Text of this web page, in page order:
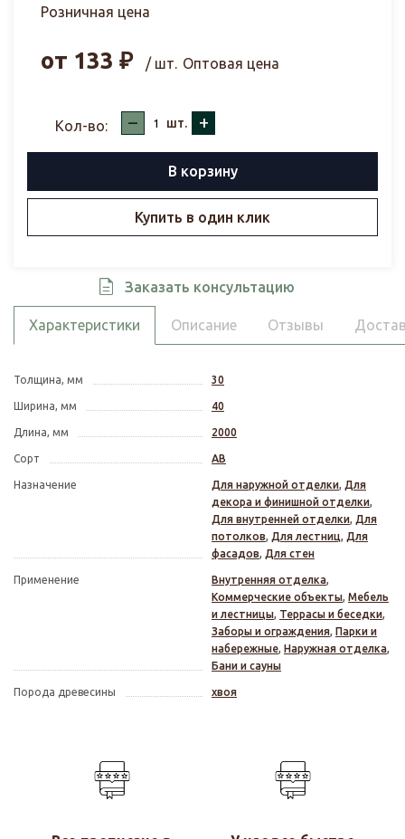
Розничная цена
от 133 ₽ / шт. Оптовая цена
Кол-во: – шт. +
В корзину
Купить в один клик
Заказать консультацию
Характеристики Описание Отзывы
Толщина, мм 30
Ширина, мм 40
Длина, мм 2000
Сорт АВ
Назначение Для наружной отделки, Для
декора и финишной отделки,
Для внутренней отделки, Для
потолков, Для лестниц, Для
фасадов, Для стен
Применение Внутренняя отделка,
Коммерческие объекты, Мебель
и лестницы, Террасы и беседки,
Заборы и ограждения, Парки и
набережные, Наружная отделка,
Бани и сауны
Порода древесины хвоя